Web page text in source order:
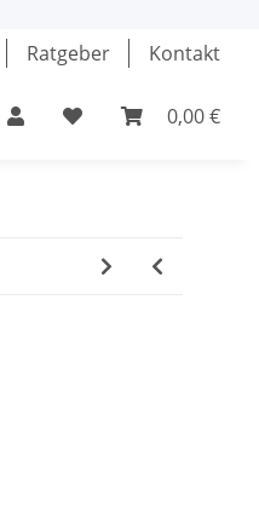
Ratgeber Kontakt
0,00 €
Fette & Öle Werkzeuge